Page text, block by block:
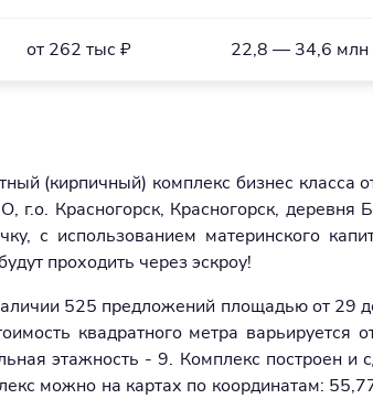
от 262 тыс ₽ 22,8 — 34,6 млн
(кирпичный) комплекс бизнес класса
г.о. Красногорск, Красногорск, деревня
с использованием материнского
проходить через эскроу!
525 предложений площадью от 29
квадратного метра
этажность - 9. Комплекс построен и
можно на картах по координатам: